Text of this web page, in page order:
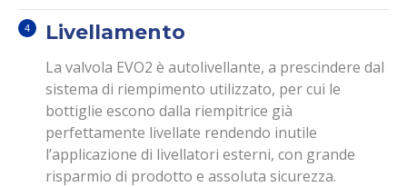
Livellamento
La valvola EVO2 è autolivellante, a prescindere dal
sistema di riempimento utilizzato, per cui le
bottiglie escono dalla riempitrice già
perfettamente livellate rendendo inutile
l’applicazione di livellatori esterni, con grande
risparmio di prodotto e assoluta sicurezza.